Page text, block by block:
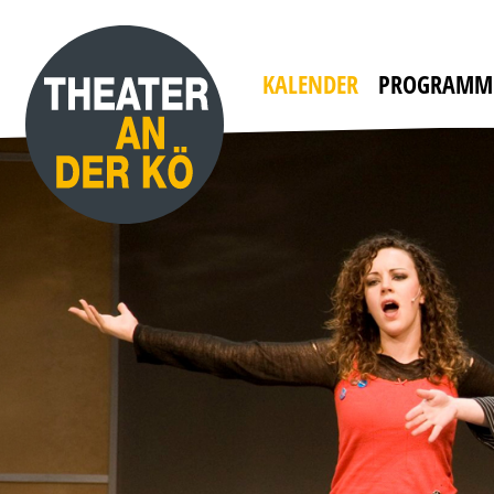
KALENDER PROGRAMM
mit WILLI THOMCZYK, DANA GOLOMBEK VON
HEINERSDORFF u. a.
Die Camper sind zurück!